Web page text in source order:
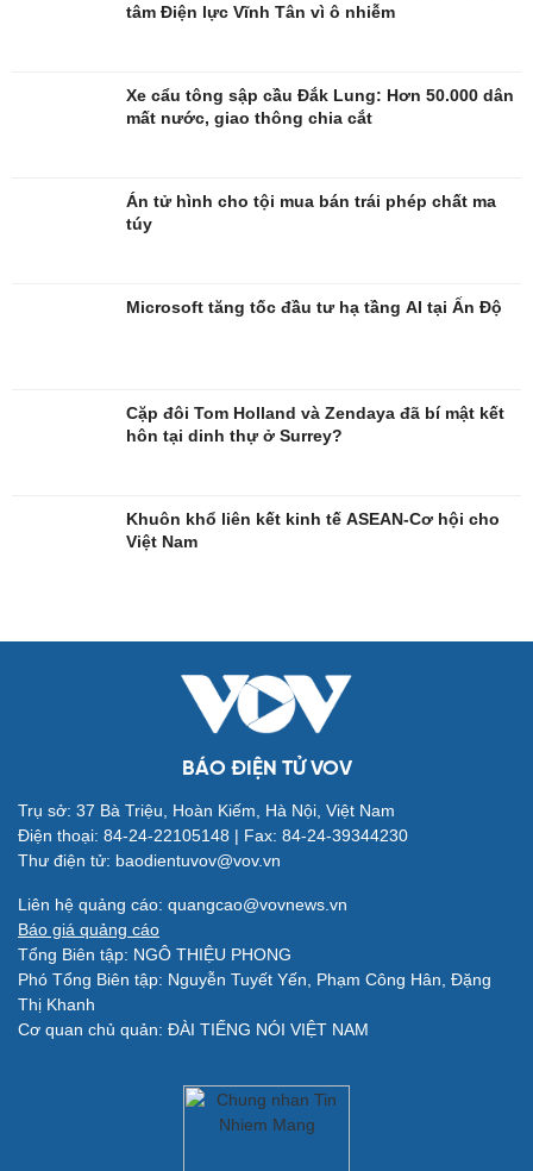
Tư vấn
Quân sự - Quốc phòng
Vũ khí
Việt Nam
Phân tích
tâm Điện lực Vĩnh Tân vì ô nhiễm
Xe cẩu tông sập cầu Đắk Lung: Hơn 50.000 dân
mất nước, giao thông chia cắt
Án tử hình cho tội mua bán trái phép chất ma
túy
Microsoft tăng tốc đầu tư hạ tầng AI tại Ấn Độ
Cặp đôi Tom Holland và Zendaya đã bí mật kết
hôn tại dinh thự ở Surrey?
Khuôn khổ liên kết kinh tế ASEAN-Cơ hội cho
Việt Nam
BÁO ĐIỆN TỬ VOV
Trụ sở: 37 Bà Triệu, Hoàn Kiếm, Hà Nội, Việt Nam
Điện thoại: 84-24-22105148 | Fax: 84-24-39344230
Thư điện tử: baodientuvov@vov.vn
Liên hệ quảng cáo: quangcao@vovnews.vn
Báo giá quảng cáo
Tổng Biên tập: NGÔ THIỆU PHONG
Phó Tổng Biên tập: Nguyễn Tuyết Yến, Phạm Công Hân, Đặng
Thị Khanh
Cơ quan chủ quản: ĐÀI TIẾNG NÓI VIỆT NAM